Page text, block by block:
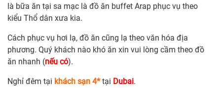
là bữa ăn tại sa mạc là đồ ăn buffet Arap phục vụ theo
kiểu Thổ dân xưa kia.
Cách phục vụ hơi lạ, đồ ăn cũng lạ theo văn hóa địa
phương. Quý khách nào khó ăn xin vui lòng cầm theo đồ
ăn nhanh (nếu có).
Nghỉ đêm tại khách sạn 4*tại Dubai.